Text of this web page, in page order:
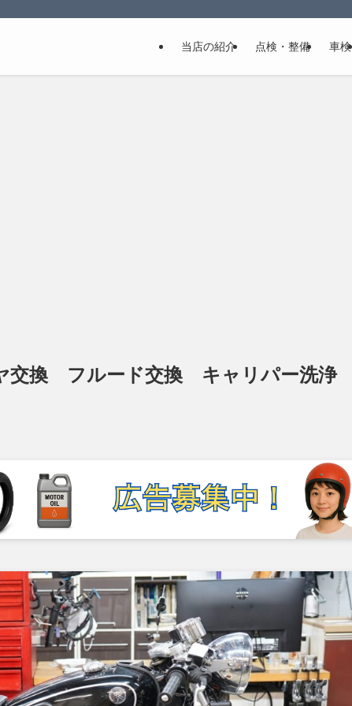
当店の紹介 点検・整備 車検
交換 フルード交換 キャリパー洗浄